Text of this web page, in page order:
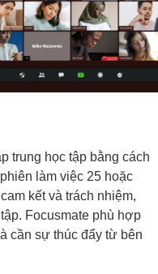
trung học tập bằng cách
làm việc 25 hoặc
kết và trách nhiệm,
Focusmate phù hợp
cần sự thúc đẩy từ bên